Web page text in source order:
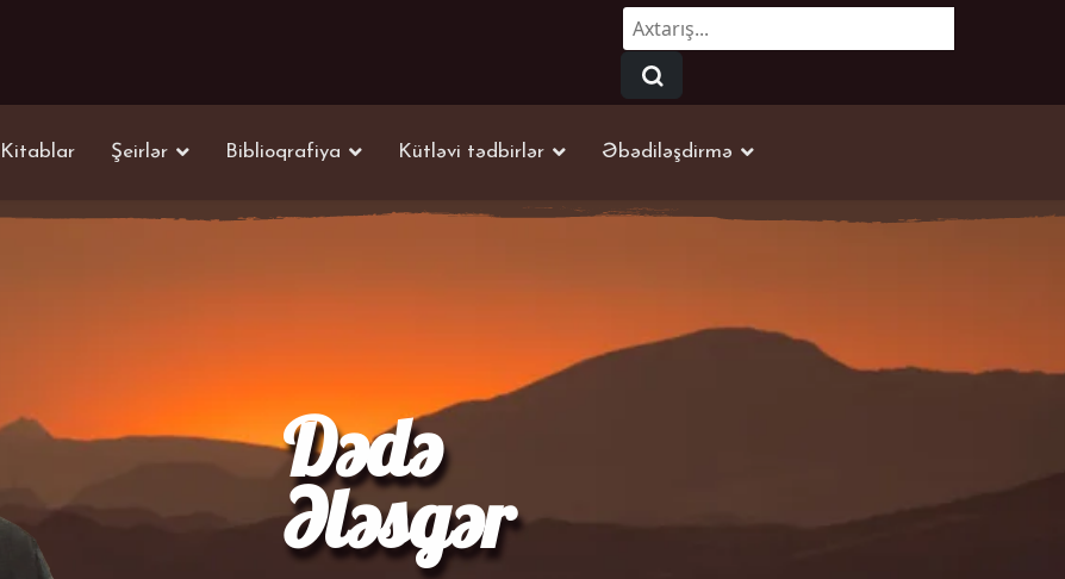
Axtarmaq...
Kitablar Şeirlər Biblioqrafiya Kütləvi tədbirlər Əbədiləşdirmə
Dədə
Ələsgər